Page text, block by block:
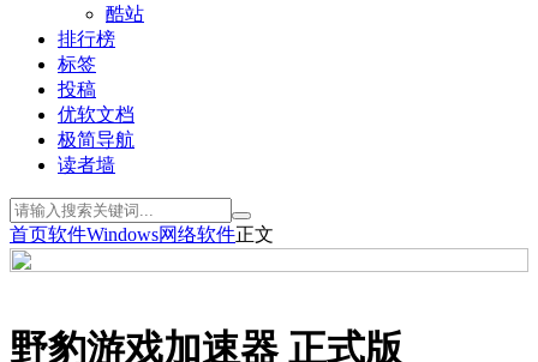
酷站
排行榜
标签
投稿
优软文档
极简导航
读者墙
首页软件Windows网络软件正文
野豹游戏加速器 正式版